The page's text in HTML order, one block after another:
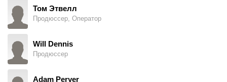
Том Этвелл
Продюссер, Оператор
Will Dennis
Продюссер
Adam Peryer